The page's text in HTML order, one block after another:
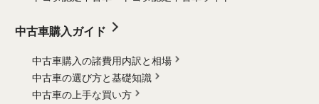
中古車購入ガイド
中古車購入の諸費用内訳と相場
中古車の選び方と基礎知識
中古車の上手な買い方